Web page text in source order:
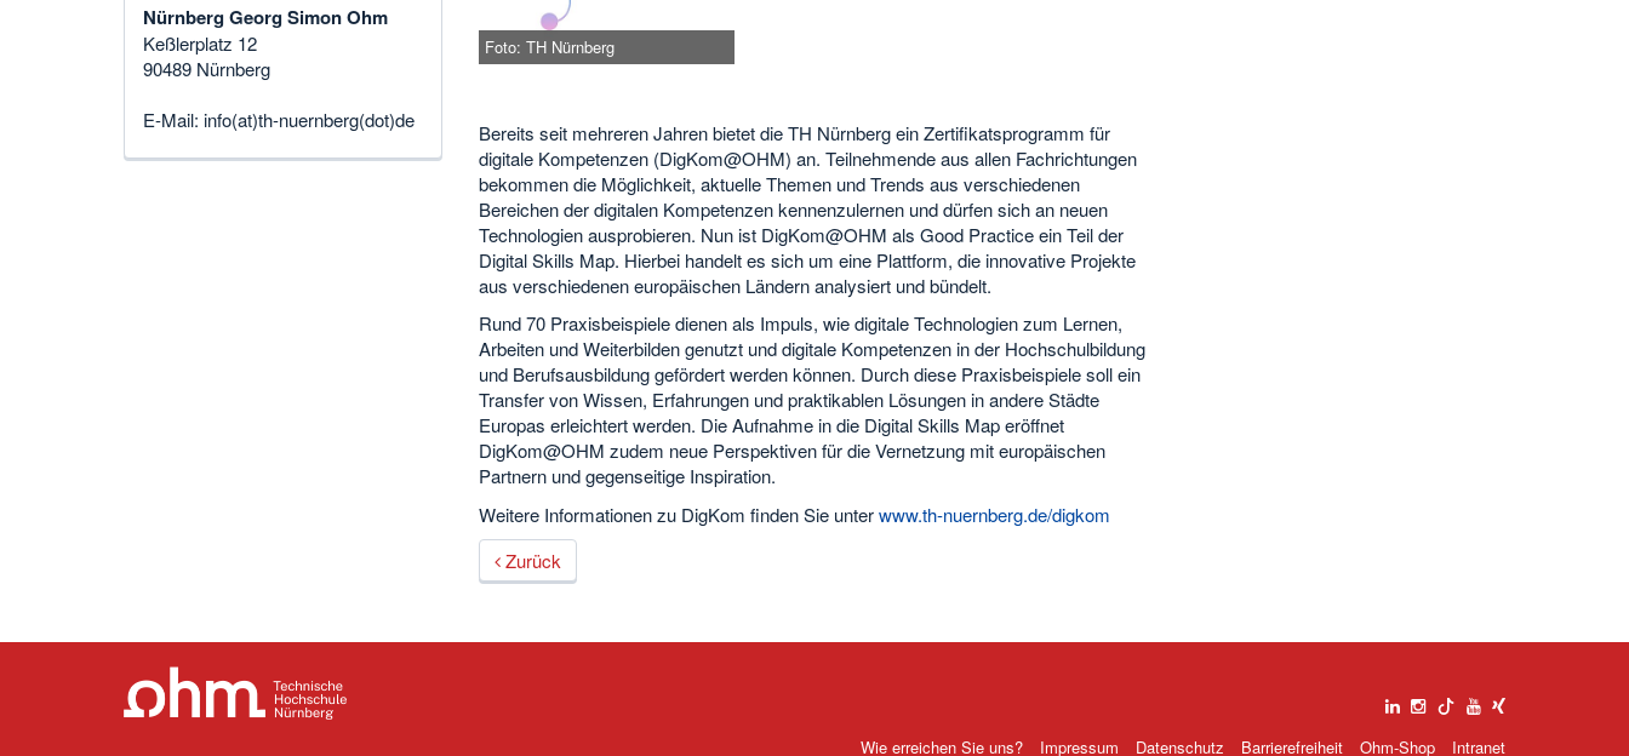
Foto: TH Nürnberg
Bereits seit mehreren Jahren bietet die TH Nürnberg ein Zertifikatsprogramm für
digitale Kompetenzen (DigKom@OHM) an. Teilnehmende aus allen Fachrichtungen
bekommen die Möglichkeit, aktuelle Themen und Trends aus verschiedenen
Bereichen der digitalen Kompetenzen kennenzulernen und dürfen sich an neuen
Technologien ausprobieren. Nun ist DigKom@OHM als Good Practice ein Teil der
Digital Skills Map. Hierbei handelt es sich um eine Plattform, die innovative Projekte
aus verschiedenen europäischen Ländern analysiert und bündelt.
Rund 70 Praxisbeispiele dienen als Impuls, wie digitale Technologien zum Lernen,
Arbeiten und Weiterbilden genutzt und digitale Kompetenzen in der Hochschulbildung
und Berufsausbildung gefördert werden können. Durch diese Praxisbeispiele soll ein
Transfer von Wissen, Erfahrungen und praktikablen Lösungen in andere Städte
Europas erleichtert werden. Die Aufnahme in die Digital Skills Map eröffnet
DigKom@OHM zudem neue Perspektiven für die Vernetzung mit europäischen
Partnern und gegenseitige Inspiration.
Weitere Informationen zu DigKom finden Sie unterwww.th-nuernberg.de/digkom
Zurück
Nürnberg Georg Simon Ohm
Keßlerplatz 12
90489 Nürnberg
E-Mail: info(at)th-nuernberg(dot)de
Wie erreichen Sie uns? Impressum Datenschutz Barrierefreiheit Ohm-Shop Intranet